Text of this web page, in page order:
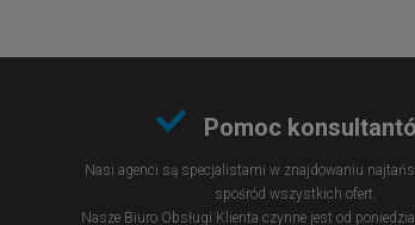
Pomoc
Nasi agenci są specjalistami w znajdowaniu
spośród wszystkich ofert.
Nasze Biuro Obsługi Klienta czynne jest od